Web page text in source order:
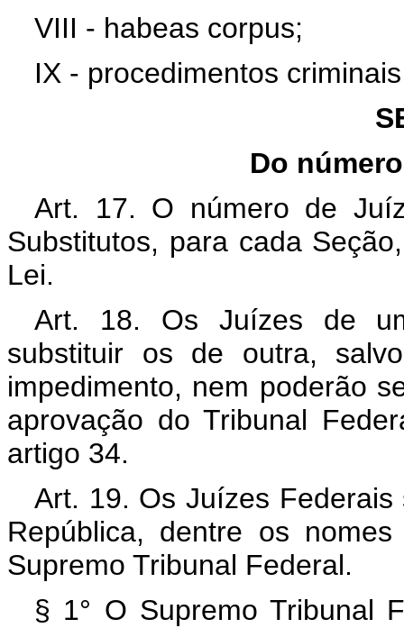
VIII - habeas corpus;
IX - procedimentos
Do
Art. 17. O número de
Substitutos, para cada
Lei.
Art. 18. Os Juízes de
substituir os de outra,
impedimento, nem poderão
aprovação do Tribunal
artigo 34.
Art. 19. Os Juízes
República, dentre os
Supremo Tribunal Federal.
§ 1° O Supremo Tribunal